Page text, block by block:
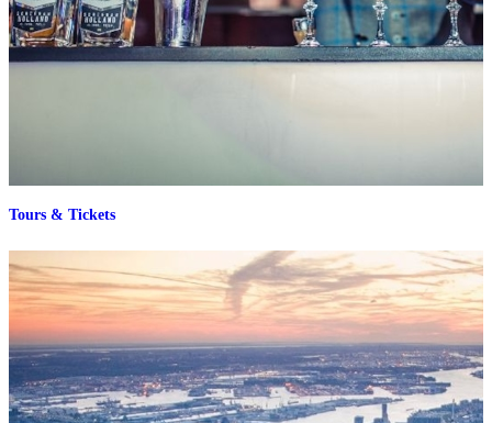
Tours & Tickets